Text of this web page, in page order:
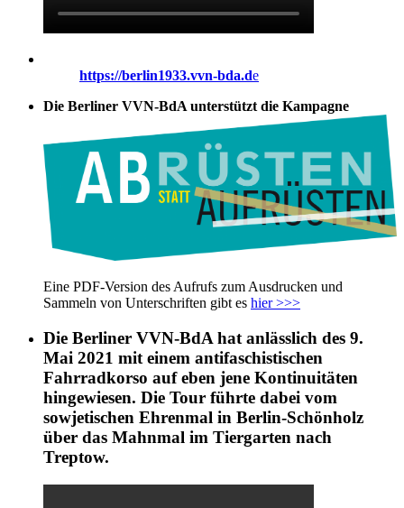
https://berlin1933.vvn-bda.de
Die Berliner VVN-BdA unterstützt die Kampagne
Eine PDF-Version des Aufrufs zum Ausdrucken und
Sammeln von Unterschriften gibt es hier >>>
Die Berliner VVN-BdA hat anlässlich des 9.
Mai 2021 mit einem antifaschistischen
Fahrradkorso auf eben jene Kontinuitäten
hingewiesen. Die Tour führte dabei vom
sowjetischen Ehrenmal in Berlin-Schönholz
über das Mahnmal im Tiergarten nach
Treptow.